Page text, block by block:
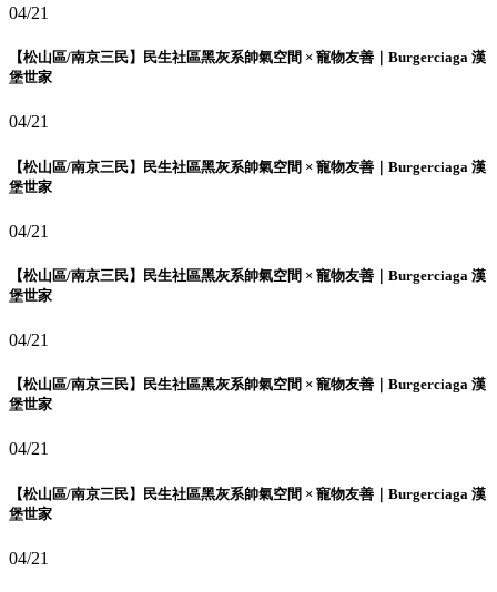
04/21
【松山區/南京三民】民生社區黑灰系帥氣空間 × 寵物友善｜Burgerciaga 漢
堡世家
04/21
【松山區/南京三民】民生社區黑灰系帥氣空間 × 寵物友善｜Burgerciaga 漢
堡世家
04/21
【松山區/南京三民】民生社區黑灰系帥氣空間 × 寵物友善｜Burgerciaga 漢
堡世家
04/21
【松山區/南京三民】民生社區黑灰系帥氣空間 × 寵物友善｜Burgerciaga 漢
堡世家
04/21
【松山區/南京三民】民生社區黑灰系帥氣空間 × 寵物友善｜Burgerciaga 漢
堡世家
04/21